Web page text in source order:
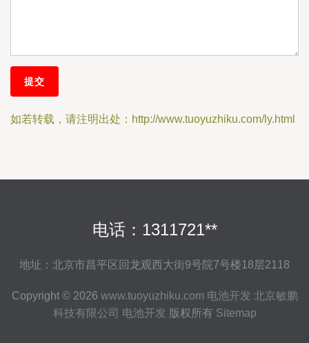
如若转载，请注明出处：http://www.tuoyuzhiku.com/ly.html
电话：1311721**
地址：北京市昌平区回龙观西大街9号院7号楼18层2118
Copyright © 2026 www.tuoyuzhiku.com 电池开发 北京敏鹏
科技有限公司 电池开发 版权所有 Sitemap